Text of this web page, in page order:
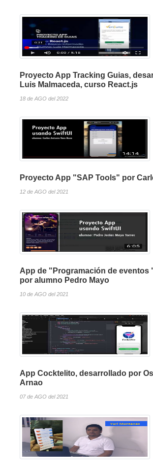
Proyecto App Tracking Guias,
Luis Malmaceda, curso React.js
18 de AGO del 2022
Proyecto App "SAP Tools" por
12 de AGO del 2021
App de "Programación de eventos
por alumno Pedro Mayo
10 de AGO del 2021
App Cocktelito, desarrollado por
Arnao
07 de AGO del 2021